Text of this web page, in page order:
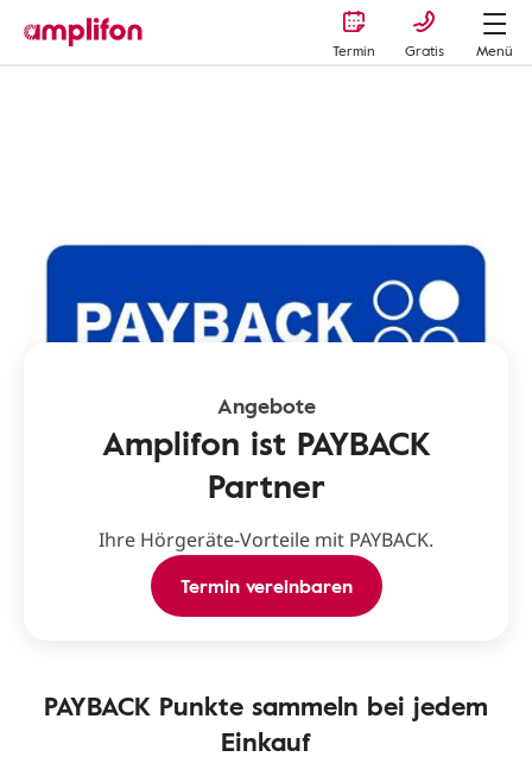
Termin Gratis
Menü
Angebote
Amplifon ist PAYBACK
Partner
Ihre Hörgeräte‑Vorteile mit PAYBACK.
Termin vereinbaren
PAYBACK Punkte sammeln bei jedem
Einkauf